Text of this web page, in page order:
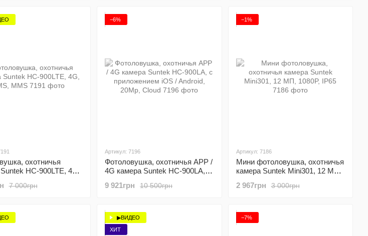
охотничья
HC-900LTE, 4G,
7 000грн
−6%
Артикул: 7196
Фотоловушка, охотничья APP /
4G камера Suntek HC-900LA, с
20Mp, Cloud10 500грн
9 921грн
−1%
Артикул: 7186
Мини фотоловушка, охотничья
камера Suntek Mini301, 12 МП,
3 000грн
2 967грн
▶ВИДЕО
ХИТ
−7%